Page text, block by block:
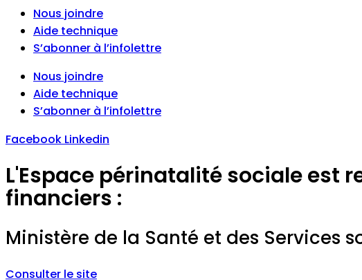
Nous joindre
Aide technique
S’abonner à l’infolettre
Nous joindre
Aide technique
S’abonner à l’infolettre
Facebook Linkedin
L'Espace périnatalité sociale est
financiers :
Ministère de la Santé et des Services
Consulter le site